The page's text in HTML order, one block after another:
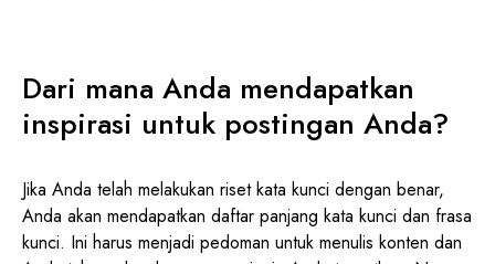
Dari mana Anda mendapatkan
inspirasi untuk postingan Anda?
Jika Anda telah melakukan riset kata kunci dengan benar,
Anda akan mendapatkan daftar panjang kata kunci dan frasa
kunci. Ini harus menjadi pedoman untuk menulis konten dan